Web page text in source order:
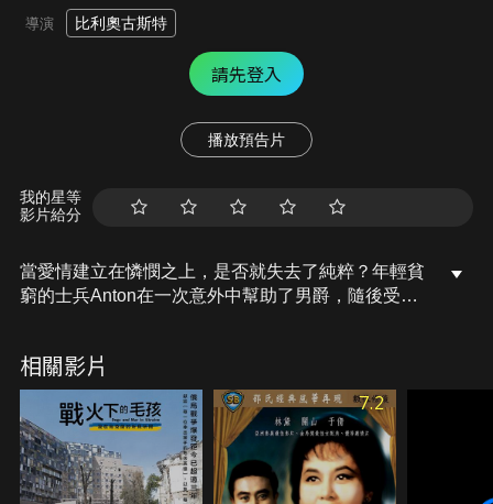
導演 比利奧古斯特
請先登入
播放預告片
我的星等
影片給分
當愛情建立在憐憫之上，是否就失去了純粹？年輕貧
窮的士兵Anton在一次意外中幫助了男爵，隨後受邀
關係因此逐漸拉近，但Anton內心仍猶豫不定，擔心
自己將憐憫誤認為愛情。在不確定的情感中，兩人最
終能否走到一起？
相關影片
7.2